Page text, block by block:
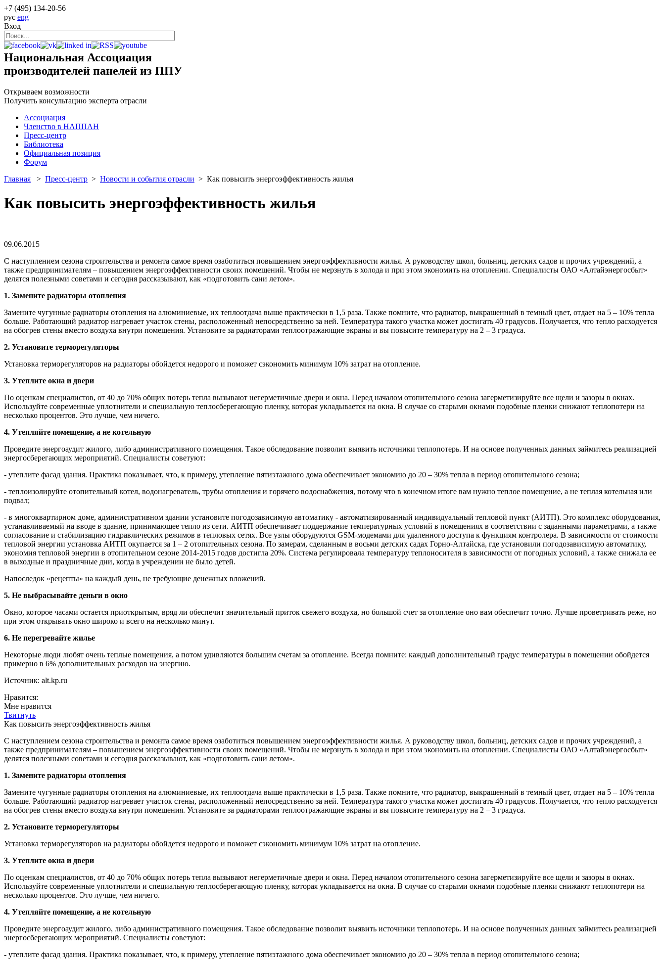
+7 (495) 134-20-56
рус eng
Вход
Национальная Ассоциация
производителей панелей из ППУ
Открываем возможности
Получить консультацию эксперта отрасли
Ассоциация
Членство в НАППАН
Пресс-центр
Библиотека
Официальная позиция
Форум
Главная > Пресс-центр > Новости и события отрасли > Как повысить энергоэффективность жилья
Как повысить энергоэффективность жилья
09.06.2015
С наступлением сезона строительства и ремонта самое время озаботиться повышением энергоэффективности жилья. А руководству школ, больниц, детских садов и прочих учреждений, а
также предпринимателям – повышением энергоэффективности своих помещений. Чтобы не мерзнуть в холода и при этом экономить на отоплении. Специалисты ОАО «Алтайэнергосбыт»
делятся полезными советами и сегодня рассказывают, как «подготовить сани летом».
1. Замените радиаторы отопления
Замените чугунные радиаторы отопления на алюминиевые, их теплоотдача выше практически в 1,5 раза. Также помните, что радиатор, выкрашенный в темный цвет, отдает на 5 – 10% тепла
больше. Работающий радиатор нагревает участок стены, расположенный непосредственно за ней. Температура такого участка может достигать 40 градусов. Получается, что тепло расходуется
на обогрев стены вместо воздуха внутри помещения. Установите за радиаторами теплоотражающие экраны и вы повысите температуру на 2 – 3 градуса.
2. Установите терморегуляторы
Установка терморегуляторов на радиаторы обойдется недорого и поможет сэкономить минимум 10% затрат на отопление.
3. Утеплите окна и двери
По оценкам специалистов, от 40 до 70% общих потерь тепла вызывают негерметичные двери и окна. Перед началом отопительного сезона загерметизируйте все щели и зазоры в окнах.
Используйте современные уплотнители и специальную теплосберегающую пленку, которая укладывается на окна. В случае со старыми окнами подобные пленки снижают теплопотери на
несколько процентов. Это лучше, чем ничего.
4. Утепляйте помещение, а не котельную
Проведите энергоаудит жилого, либо административного помещения. Такое обследование позволит выявить источники теплопотерь. И на основе полученных данных займитесь реализацией
энергосберегающих мероприятий. Специалисты советуют:
- утеплите фасад здания. Практика показывает, что, к примеру, утепление пятиэтажного дома обеспечивает экономию до 20 – 30% тепла в период отопительного сезона;
- теплоизолируйте отопительный котел, водонагреватель, трубы отопления и горячего водоснабжения, потому что в конечном итоге вам нужно теплое помещение, а не теплая котельная или
подвал;
- в многоквартирном доме, административном здании установите погодозависимую автоматику - автоматизированный индивидуальный тепловой пункт (АИТП). Это комплекс оборудования,
устанавливаемый на вводе в здание, принимающее тепло из сети. АИТП обеспечивает поддержание температурных условий в помещениях в соответствии с заданными параметрами, а также
согласование и стабилизацию гидравлических режимов в тепловых сетях. Все узлы оборудуются GSM-модемами для удаленного доступа к функциям контролера. В зависимости от стоимости
тепловой энергии установка АИТП окупается за 1 – 2 отопительных сезона. По замерам, сделанным в восьми детских садах Горно-Алтайска, где установили погодозависимую автоматику,
экономия тепловой энергии в отопительном сезоне 2014-2015 годов достигла 20%. Система регулировала температуру теплоносителя в зависимости от погодных условий, а также снижала ее
в выходные и праздничные дни, когда в учреждении не было детей.
Напоследок «рецепты» на каждый день, не требующие денежных вложений.
5. Не выбрасывайте деньги в окно
Окно, которое часами остается приоткрытым, вряд ли обеспечит значительный приток свежего воздуха, но большой счет за отопление оно вам обеспечит точно. Лучше проветривать реже, но
при этом открывать окно широко и всего на несколько минут.
6. Не перегревайте жилье
Некоторые люди любят очень теплые помещения, а потом удивляются большим счетам за отопление. Всегда помните: каждый дополнительный градус температуры в помещении обойдется
примерно в 6% дополнительных расходов на энергию.
Источник: alt.kp.ru
Нравится:
Мне нравится
Твитнуть
Как повысить энергоэффективность жилья
С наступлением сезона строительства и ремонта самое время озаботиться повышением энергоэффективности жилья. А руководству школ, больниц, детских садов и прочих учреждений, а
также предпринимателям – повышением энергоэффективности своих помещений. Чтобы не мерзнуть в холода и при этом экономить на отоплении. Специалисты ОАО «Алтайэнергосбыт»
делятся полезными советами и сегодня рассказывают, как «подготовить сани летом».
1. Замените радиаторы отопления
Замените чугунные радиаторы отопления на алюминиевые, их теплоотдача выше практически в 1,5 раза. Также помните, что радиатор, выкрашенный в темный цвет, отдает на 5 – 10% тепла
больше. Работающий радиатор нагревает участок стены, расположенный непосредственно за ней. Температура такого участка может достигать 40 градусов. Получается, что тепло расходуется
на обогрев стены вместо воздуха внутри помещения. Установите за радиаторами теплоотражающие экраны и вы повысите температуру на 2 – 3 градуса.
2. Установите терморегуляторы
Установка терморегуляторов на радиаторы обойдется недорого и поможет сэкономить минимум 10% затрат на отопление.
3. Утеплите окна и двери
По оценкам специалистов, от 40 до 70% общих потерь тепла вызывают негерметичные двери и окна. Перед началом отопительного сезона загерметизируйте все щели и зазоры в окнах.
Используйте современные уплотнители и специальную теплосберегающую пленку, которая укладывается на окна. В случае со старыми окнами подобные пленки снижают теплопотери на
несколько процентов. Это лучше, чем ничего.
4. Утепляйте помещение, а не котельную
Проведите энергоаудит жилого, либо административного помещения. Такое обследование позволит выявить источники теплопотерь. И на основе полученных данных займитесь реализацией
энергосберегающих мероприятий. Специалисты советуют:
- утеплите фасад здания. Практика показывает, что, к примеру, утепление пятиэтажного дома обеспечивает экономию до 20 – 30% тепла в период отопительного сезона;